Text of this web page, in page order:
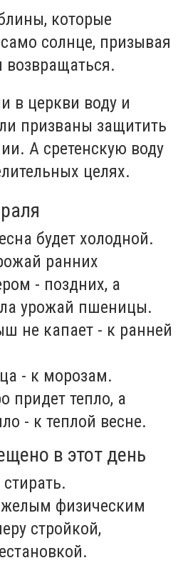
которые
солнце, призывая
возвращаться.
в церкви воду и
призваны защитить
А сретенскую воду
целях.
будет холодной.
ранних
- поздних, а
урожай пшеницы.
не капает - к ранней
- к морозам.
придет тепло, а
- к теплой весне.
в этот день
физическим
стройкой,